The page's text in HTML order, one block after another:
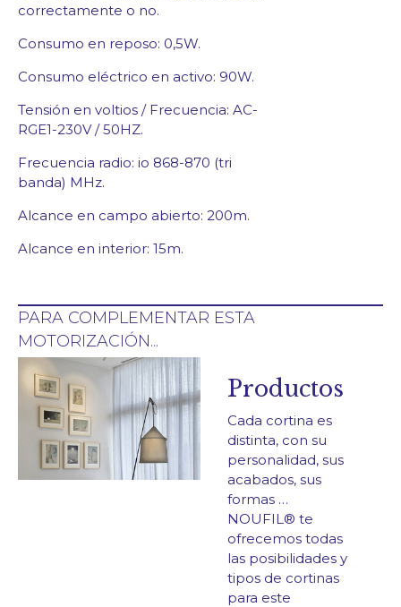
correctamente o no.
Consumo en reposo: 0,5W.
Consumo eléctrico en activo: 90W.
Tensión en voltios / Frecuencia: AC-
RGE1-230V / 50HZ.
Frecuencia radio: io 868-870 (tri
banda) MHz.
Alcance en campo abierto: 200m.
Alcance en interior: 15m.
PARA COMPLEMENTAR ESTA
MOTORIZACIÓN...
Productos
Cada cortina es
distinta, con su
personalidad, sus
acabados, sus
formas …
NOUFIL® te
ofrecemos todas
las posibilidades y
tipos de cortinas
para este